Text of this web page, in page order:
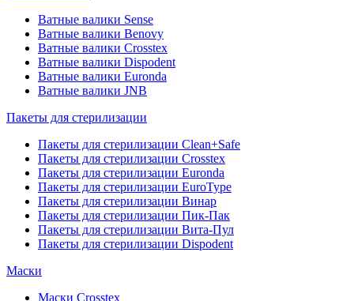
Ватные валики Sense
Ватные валики Benovy
Ватные валики Crosstex
Ватные валики Dispodent
Ватные валики Euronda
Ватные валики JNB
Пакеты для стерилизации
Пакеты для стерилизации Clean+Safe
Пакеты для стерилизации Crosstex
Пакеты для стерилизации Euronda
Пакеты для стерилизации EuroType
Пакеты для стерилизации Винар
Пакеты для стерилизации Пик-Пак
Пакеты для стерилизации Вита-Пул
Пакеты для стерилизации Dispodent
Маски
Маски Crosstex